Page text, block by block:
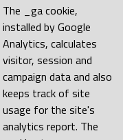
The _ga cookie,
installed by Google
Analytics, calculates
visitor, session and
campaign data and also
keeps track of site
usage for the site's
analytics report. The